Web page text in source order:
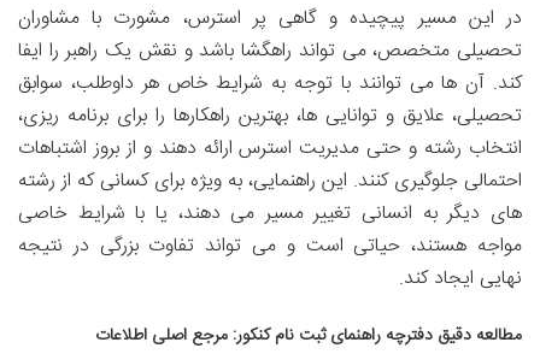
در این مسیر پیچیده و گاهی پر استرس، مشورت با مشاوران
تحصیلی متخصص، می تواند راهگشا باشد و نقش یک راهبر را ایفا
کند. آن ها می توانند با توجه به شرایط خاص هر داوطلب، سوابق
تحصیلی، علایق و توانایی ها، بهترین راهکارها را برای برنامه ریزی،
انتخاب رشته و حتی مدیریت استرس ارائه دهند و از بروز اشتباهات
احتمالی جلوگیری کنند. این راهنمایی، به ویژه برای کسانی که از رشته
های دیگر به انسانی تغییر مسیر می دهند، یا با شرایط خاصی
مواجه هستند، حیاتی است و می تواند تفاوت بزرگی در نتیجه
نهایی ایجاد کند.
مطالعه دقیق دفترچه راهنمای ثبت نام کنکور: مرجع اصلی اطلاعات